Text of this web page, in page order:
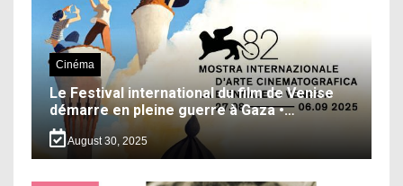
Cinéma
Le Festival international du film de Venise
démarre en pleine guerre à Gaza •…
August 30, 2025